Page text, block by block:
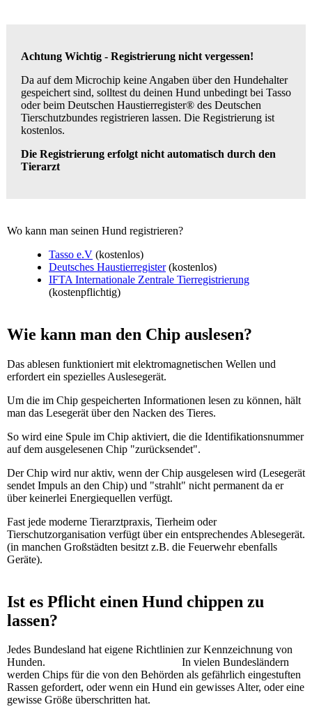
Achtung Wichtig - Registrierung nicht vergessen!
Da auf dem Microchip keine Angaben über den Hundehalter
gespeichert sind, solltest du deinen Hund unbedingt bei Tasso
oder beim Deutschen Haustierregister® des Deutschen
Tierschutzbundes registrieren lassen. Die Registrierung ist
kostenlos.
Die Registrierung erfolgt nicht automatisch durch den
Tierarzt
Wo kann man seinen Hund registrieren?
Tasso e.V (kostenlos)
Deutsches Haustierregister(kostenlos)
IFTA Internationale Zentrale Tierregistrierung
(kostenpflichtig)
Wie kann man den Chip auslesen?
Das ablesen funktioniert mit elektromagnetischen Wellen und
erfordert ein spezielles Auslesegerät.
Um die im Chip gespeicherten Informationen lesen zu können, hält
man das Lesegerät über den Nacken des Tieres.
So wird eine Spule im Chip aktiviert, die die Identifikationsnummer
auf dem ausgelesenen Chip "zurücksendet".
Der Chip wird nur aktiv, wenn der Chip ausgelesen wird (Lesegerät
sendet Impuls an den Chip) und "strahlt" nicht permanent da er
über keinerlei Energiequellen verfügt.
Fast jede moderne Tierarztpraxis, Tierheim oder
Tierschutzorganisation verfügt über ein entsprechendes Ablesegerät.
(in manchen Großstädten besitzt z.B. die Feuerwehr ebenfalls
Geräte).
Ist es Pflicht einen Hund chippen zu
lassen?
Jedes Bundesland hat eigene Richtlinien zur Kennzeichnung von
Hunden. In vielen Bundesländern
werden Chips für die von den Behörden als gefährlich eingestuften
Rassen gefordert, oder wenn ein Hund ein gewisses Alter, oder eine
gewisse Größe überschritten hat.